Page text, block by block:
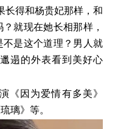
长得和杨贵妃那样，和
就现在她长相那样，
是这个道理？男人就
遢的外表看到美好心
《因为爱情有多美》
璃》等。